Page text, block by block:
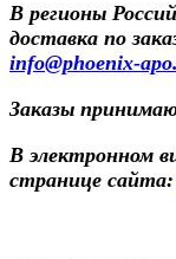
В регионы
доставка по
info@phoenix-
Заказы
В электронном
странице сайта: